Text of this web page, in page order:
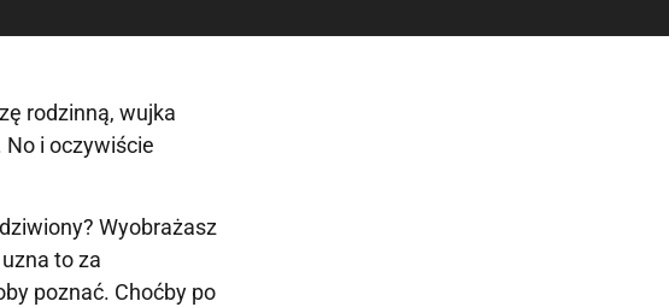
rodzinną, wujka
i oczywiście
Wyobrażasz
to za
poznać. Choćby po